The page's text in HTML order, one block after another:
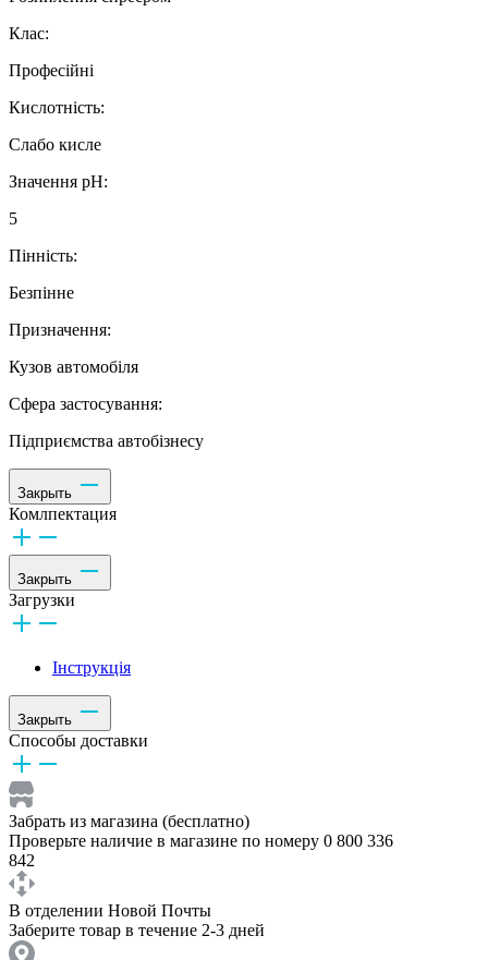
Клас:
Професійні
Кислотність:
Слабо кисле
Значення рН:
5
Пінність:
Безпінне
Призначення:
Кузов автомобіля
Сфера застосування:
Підприємства автобізнесу
Закрыть
Комлпектация
Закрыть
Загрузки
Інструкція
Закрыть
Способы доставки
Забрать из магазина (бесплатно)
Проверьте наличие в магазине по номеру 0 800 336
842
В отделении Новой Почты
Заберите товар в течение 2-3 дней